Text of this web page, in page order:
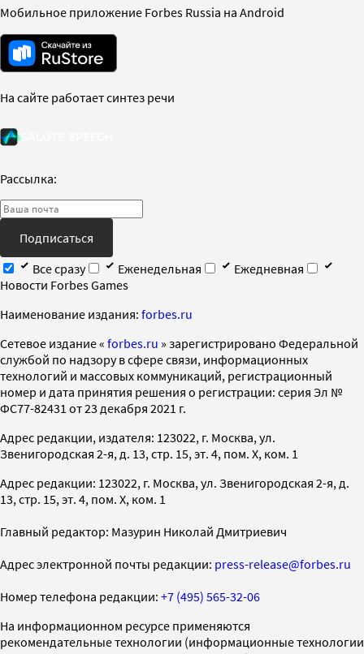
Мобильное приложение Forbes Russia на Android
На сайте работает синтез речи
Рассылка:
Подписаться
Все сразу
Еженедельная
Ежедневная
Новости Forbes Games
Наименование издания: forbes.ru
Cетевое издание « forbes.ru » зарегистрировано Федеральной
службой по надзору в сфере связи, информационных
технологий и массовых коммуникаций, регистрационный
номер и дата принятия решения о регистрации: серия Эл №
ФС77-82431 от 23 декабря 2021 г.
Адрес редакции, издателя: 123022, г. Москва, ул.
Звенигородская 2-я, д. 13, стр. 15, эт. 4, пом. X, ком. 1
Адрес редакции: 123022, г. Москва, ул. Звенигородская 2-я, д.
13, стр. 15, эт. 4, пом. X, ком. 1
Главный редактор: Мазурин Николай Дмитриевич
Адрес электронной почты редакции: press-release@forbes.ru
Номер телефона редакции: +7 (495) 565-32-06
На информационном ресурсе применяются
рекомендательные технологии (информационные технологии